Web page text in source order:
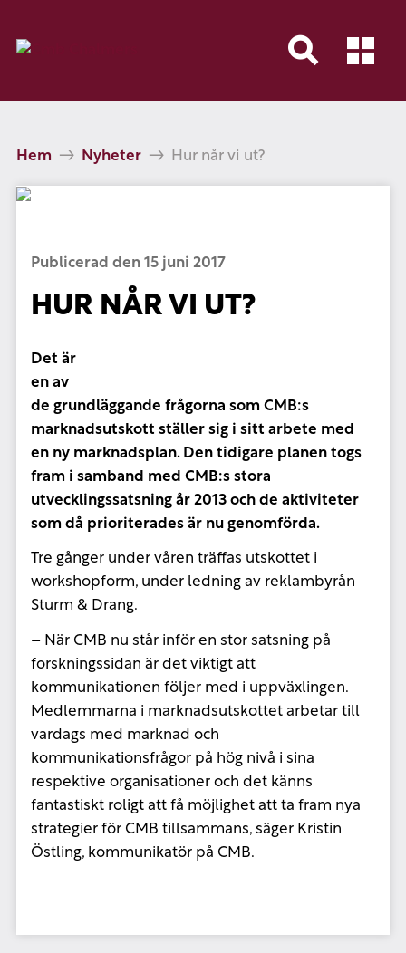
Hem Nyheter Hur når vi ut?
Publicerad den 15 juni 2017
HUR NÅR VI UT?
Det är
en av
de grundläggande frågorna som CMB:s
marknadsutskott ställer sig i sitt arbete med
en ny marknadsplan. Den tidigare planen togs
fram i samband med CMB:s stora
utvecklingssatsning år 2013 och de aktiviteter
som då prioriterades är nu genomförda.
Tre gånger under våren träffas utskottet i
workshopform, under ledning av reklambyrån
Sturm & Drang.
– När CMB nu står inför en stor satsning på
forskningssidan är det viktigt att
kommunikationen följer med i uppväxlingen.
Medlemmarna i marknadsutskottet arbetar till
vardags med marknad och
kommunikationsfrågor på hög nivå i sina
respektive organisationer och det känns
fantastiskt roligt att få möjlighet att ta fram nya
strategier för CMB tillsammans, säger Kristin
Östling, kommunikatör på CMB.